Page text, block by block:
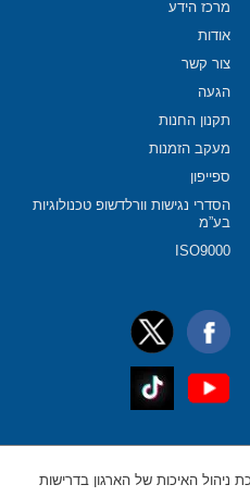
מרכז הידע
אודות
צור קשר
הגעה
תקנון החנות
מעקב הזמנות
ספייפון
הסדרי נגישות וורלדשופ טכנולוגיות
בע”מ
ISO9000